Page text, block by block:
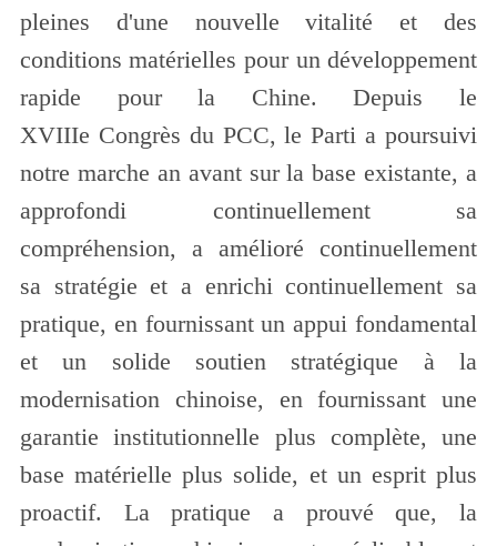
pleines d'une nouvelle vitalité et des
conditions matérielles pour un développement
rapide pour la Chine. Depuis le
XVIIIe Congrès du PCC, le Parti a poursuivi
notre marche an avant sur la base existante, a
approfondi continuellement sa
compréhension, a amélioré continuellement
sa stratégie et a enrichi continuellement sa
pratique, en fournissant un appui fondamental
et un solide soutien stratégique à la
modernisation chinoise, en fournissant une
garantie institutionnelle plus complète, une
base matérielle plus solide, et un esprit plus
proactif. La pratique a prouvé que, la